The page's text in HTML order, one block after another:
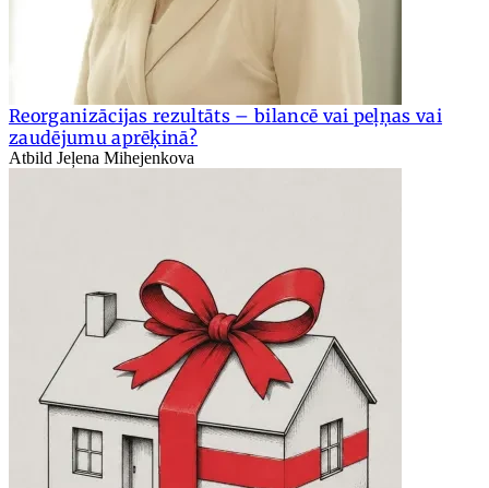
Reorganizācijas rezultāts – bilancē vai peļņas vai
zaudējumu aprēķinā?
Atbild Jeļena Mihejenkova